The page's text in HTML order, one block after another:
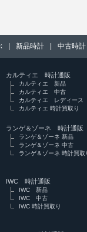
新品時計 中古時計
カルティエ 時計通販
カルティエ 新品
カルティエ 中古
カルティエ レディース
カルティエ 時計買取り
ランゲ＆ゾーネ 時計通販
ランゲ＆ゾーネ 新品
ランゲ＆ゾーネ 中古
ランゲ＆ゾーネ 時計買取
IWC 時計通販
IWC 新品
IWC 中古
IWC 時計買取り